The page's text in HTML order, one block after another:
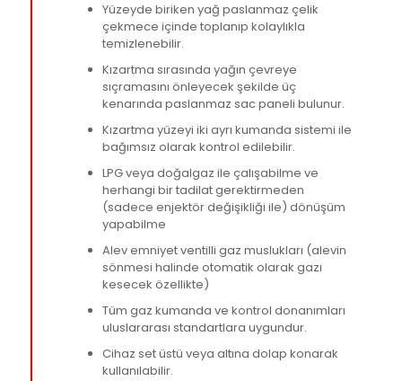
Yüzeyde biriken yağ paslanmaz çelik
çekmece içinde toplanıp kolaylıkla
temizlenebilir.
Kızartma sırasında yağın çevreye
sıçramasını önleyecek şekilde üç
kenarında paslanmaz sac paneli bulunur.
Kızartma yüzeyi iki ayrı kumanda sistemi ile
bağımsız olarak kontrol edilebilir.
LPG veya doğalgaz ile çalışabilme ve
herhangi bir tadilat gerektirmeden
(sadece enjektör değişikliği ile) dönüşüm
yapabilme
Alev emniyet ventilli gaz muslukları (alevin
sönmesi halinde otomatik olarak gazı
kesecek özellikte)
Tüm gaz kumanda ve kontrol donanımları
uluslararası standartlara uygundur.
Cihaz set üstü veya altına dolap konarak
kullanılabilir.